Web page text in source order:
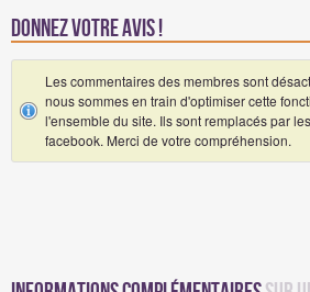
Donnez votre avis !
Les commentaires des membres sont
nous sommes en train d'optimiser cette
l'ensemble du site. Ils sont remplacés par
facebook. Merci de votre compréhension.